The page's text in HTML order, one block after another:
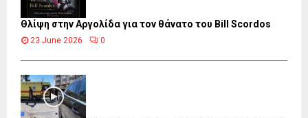
Θλίψη στην Αργολίδα για τον θάνατο του Bill Scordos
23 June 2026 0